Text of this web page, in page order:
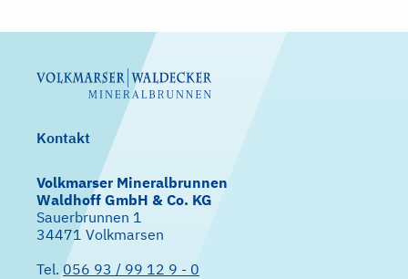
Kontakt
Volkmarser Mineralbrunnen
Waldhoff GmbH & Co. KG
Sauerbrunnen 1
34471 Volkmarsen
Tel.056 93 / 99 12 9 - 0